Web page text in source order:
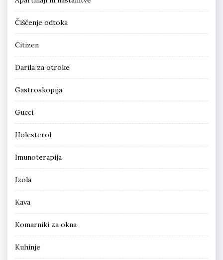
Čiščenje odtoka
Citizen
Darila za otroke
Gastroskopija
Gucci
Holesterol
Imunoterapija
Izola
Kava
Komarniki za okna
Kuhinje